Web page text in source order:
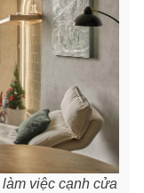
việc cạnh cửa